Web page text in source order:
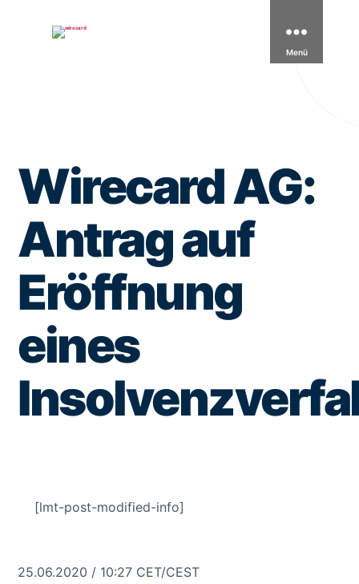
wirecard
Menü
Wirecard AG:
Antrag auf
Eröffnung
eines
[lmt-post-modified-info]
25.06.2020 / 10:27 CET/CEST